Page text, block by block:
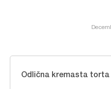
Odlična kremasta torta